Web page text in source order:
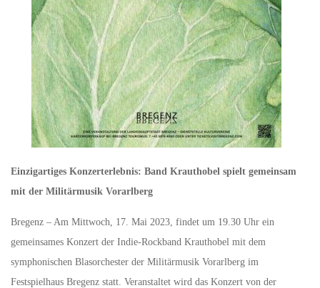
Einzigartiges Konzerterlebnis: Band Krauthobel spielt gemeinsam
mit der Militärmusik Vorarlberg
Bregenz – Am Mittwoch, 17. Mai 2023, findet um 19.30 Uhr ein
gemeinsames Konzert der Indie-Rockband Krauthobel mit dem
symphonischen Blasorchester der Militärmusik Vorarlberg im
Festspielhaus Bregenz statt. Veranstaltet wird das Konzert von der